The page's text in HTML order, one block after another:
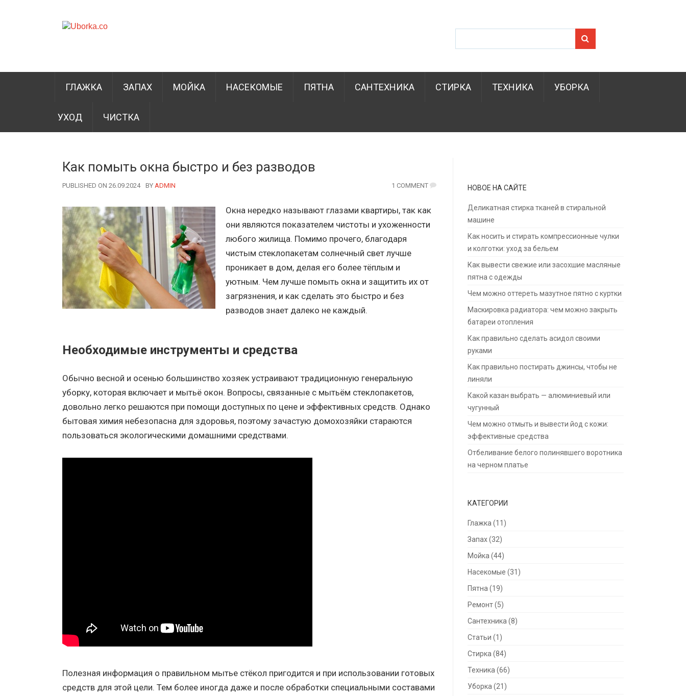
ГЛАЖКА ЗАПАХ МОЙКА НАСЕКОМЫЕ ПЯТНА САНТЕХНИКА СТИРКА ТЕХНИКА УБОРКА
УХОД ЧИСТКА
Как помыть окна быстро и без разводов
PUBLISHED ON 26.09.2024 BY AUTHOR
ADMIN 1 COMMENT
Окна нередко называют глазами квартиры, так как
они являются показателем чистоты и ухоженности
любого жилища. Помимо прочего, благодаря
чистым стеклопакетам солнечный свет лучше
проникает в дом, делая его более тёплым и
уютным. Чем лучше помыть окна и защитить их от
загрязнения, и как сделать это быстро и без
разводов знает далеко не каждый.
Необходимые инструменты и средства
Обычно весной и осенью большинство хозяек устраивают традиционную генеральную
уборку, которая включает и мытьё окон. Вопросы, связанные с мытьём стеклопакетов,
довольно легко решаются при помощи доступных по цене и эффективных средств. Однако
бытовая химия небезопасна для здоровья, поэтому зачастую домохозяйки стараются
пользоваться экологическими домашними средствами.
Полезная информация о правильном мытье стёкол пригодится и при использовании готовых
средств для этой цели. Тем более иногда даже и после обработки специальными составами
НОВОЕ НА САЙТЕ
Деликатная стирка тканей в стиральной
машине
Как носить и стирать компрессионные чулки
и колготки: уход за бельем
Как вывести свежие или засохшие масляные
пятна с одежды
Чем можно оттереть мазутное пятно с куртки
Маскировка радиатора: чем можно закрыть
батареи отопления
Как правильно сделать асидол своими
руками
Как правильно постирать джинсы, чтобы не
линяли
Какой казан выбрать — алюминиевый или
чугунный
Чем можно отмыть и вывести йод с кожи:
эффективные средства
Отбеливание белого полинявшего воротника
на черном платье
КАТЕГОРИИ
Глажка (11)
Запах(32)
Мойка (44)
Насекомые (31)
Пятна (19)
Ремонт(5)
Сантехника (8)
Статьи (1)
Стирка (84)
Техника (66)
Уборка (21)